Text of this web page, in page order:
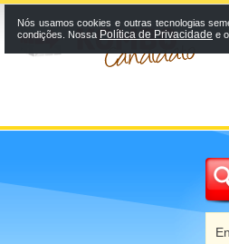
Nós usamos cookies e outras tecnologias
condições. Nossa Política de Privacidade e